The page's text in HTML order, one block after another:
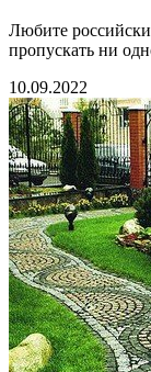
Любите
пропускать ни
10.09.2022